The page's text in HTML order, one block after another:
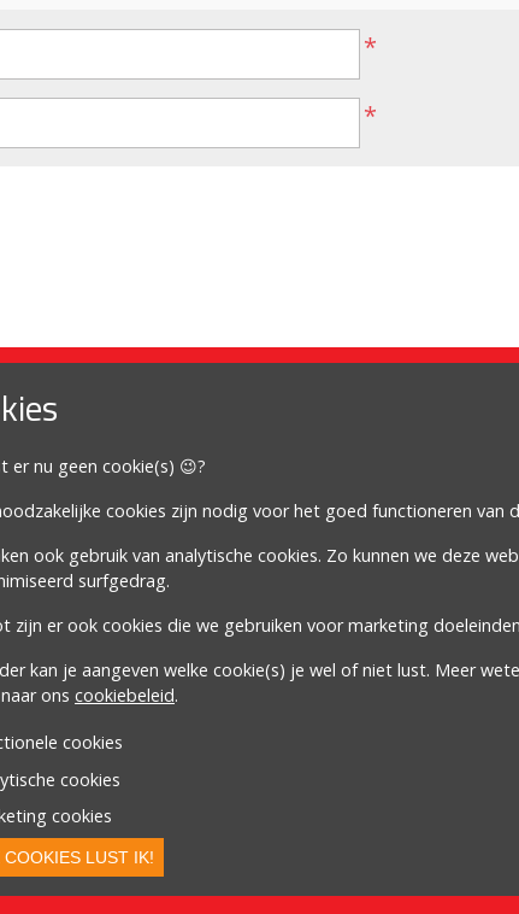
er nu geen cookie(s) 😉?
cookies zijn nodig voor het goed functioneren van
ook gebruik van analytische cookies. Zo kunnen we deze
surfgedrag.
zijn er ook cookies die we gebruiken voor marketing
kan je aangeven welke cookie(s) je wel of niet lust. Meer
ons cookiebeleid.
cookies
cookies
cookies
COOKIES LUST IK!
*
*
Mijn account
Mijn account
Bestellingen
Adressen
Winkelwagen
Volg ons
| GSM0477 76 13 47
bynopCommerce